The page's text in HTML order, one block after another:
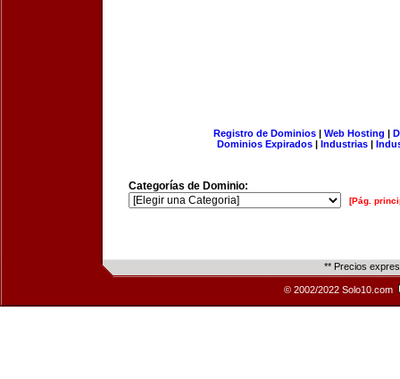
Registro de Dominios| Web Hosting |
Dominios Expirados | Industrias |
Categorías de Dominio:
[Pág.
** Precios
© 2002/2022 Solo10.com